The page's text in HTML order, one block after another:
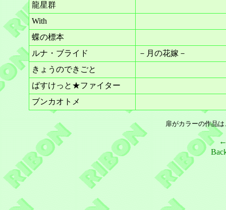
龍星群
With
蝶の標本
ルナ・ブライド
－月の花嫁－
きょうのできごと
ばすけっと★ファイター
ブンカオトメ
扉がカラーの作品